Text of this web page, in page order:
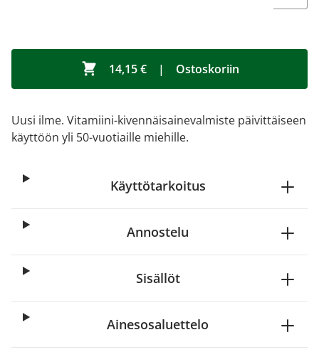
14,15 € | Ostoskoriin
Uusi ilme. Vitamiini-kivennäisainevalmiste päivittäiseen
käyttöön yli 50-vuotiaille miehille.
Käyttötarkoitus
Annostelu
Sisällöt
Ainesosaluettelo